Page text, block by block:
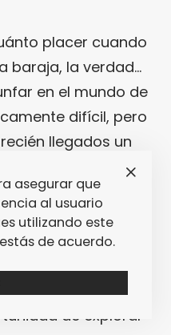
placer cuando
baraja, la verdad…
en el mundo de
difícil, pero
llegados un
las propuestas
antes que ellos. Y
de indie-pop
obscena de
con
el mismo
de explorar
asegurar que
al usuario
utilizando este
de acuerdo.